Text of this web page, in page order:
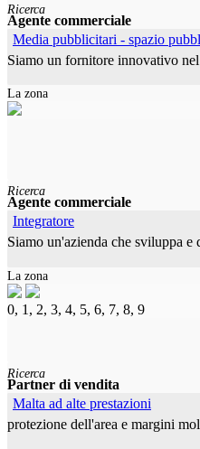
Ricerca
Agente commerciale
Media pubblicitari - spazio
Siamo un fornitore innovativo
La zona
Ricerca
Agente commerciale
Integratore
Siamo un'azienda che sviluppa
La zona
0, 1, 2, 3, 4, 5, 6, 7, 8, 9
Ricerca
Partner di vendita
Malta ad alte prestazioni
protezione dell'area e margini